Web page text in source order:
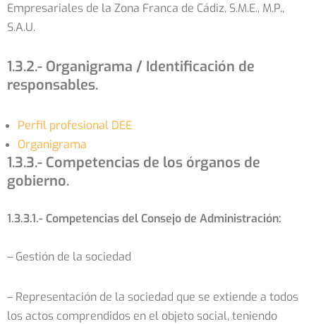
Empresariales de la Zona Franca de Cádiz, S.M.E., M.P.,
S.A.U.
1.3.2.- Organigrama / Identificación de
responsables.
Perfil profesional DEE
Organigrama
1.3.3.- Competencias de los órganos de
gobierno.
1.3.3.1.- Competencias del Consejo de Administración:
– Gestión de la sociedad
– Representación de la sociedad que se extiende a todos
los actos comprendidos en el objeto social, teniendo